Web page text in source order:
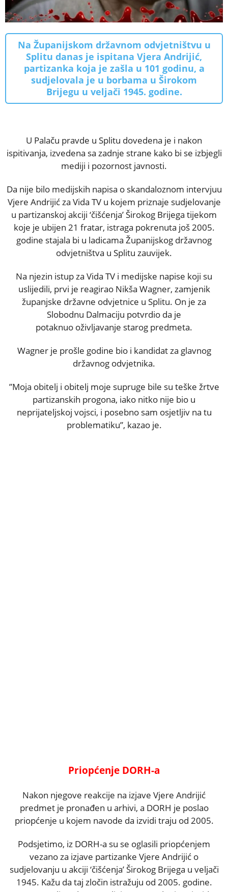
Na Županijskom državnom odvjetništvu u
Splitu danas je ispitana Vjera Andrijić,
partizanka koja je zašla u 101 godinu, a
sudjelovala je u borbama u Širokom
Brijegu u veljači 1945. godine.
U Palaču pravde u Splitu dovedena je i nakon
ispitivanja, izvedena sa zadnje strane kako bi se izbjegli
mediji i pozornost javnosti.
Da nije bilo medijskih napisa o skandaloznom intervjuu
Vjere Andrijić za Vida TV u kojem priznaje sudjelovanje
u partizanskoj akciji ‘čišćenja’ Širokog Brijega tijekom
koje je ubijen 21 fratar, istraga pokrenuta još 2005.
godine stajala bi u ladicama Županijskog državnog
odvjetništva u Splitu zauvijek.
Na njezin istup za Vida TV i medijske napise koji su
uslijedili, prvi je reagirao Nikša Wagner, zamjenik
županjske državne odvjetnice u Splitu. On je za
Slobodnu Dalmaciju potvrdio da je
potaknuo oživljavanje starog predmeta.
Wagner je prošle godine bio i kandidat za glavnog
državnog odvjetnika.
”Moja obitelj i obitelj moje supruge bile su teške žrtve
partizanskih progona, iako nitko nije bio u
neprijateljskoj vojsci, i posebno sam osjetljiv na tu
problematiku”, kazao je.
Priopćenje DORH-a
Nakon njegove reakcije na izjave Vjere Andrijić
predmet je pronađen u arhivi, a DORH je poslao
priopćenje u kojem navode da izvidi traju od 2005.
Podsjetimo, iz DORH-a su se oglasili priopćenjem
vezano za izjave partizanke Vjere Andrijić o
sudjelovanju u akciji ‘čišćenja’ Širokog Brijega u veljači
1945. Kažu da taj zločin istražuju od 2005. godine.